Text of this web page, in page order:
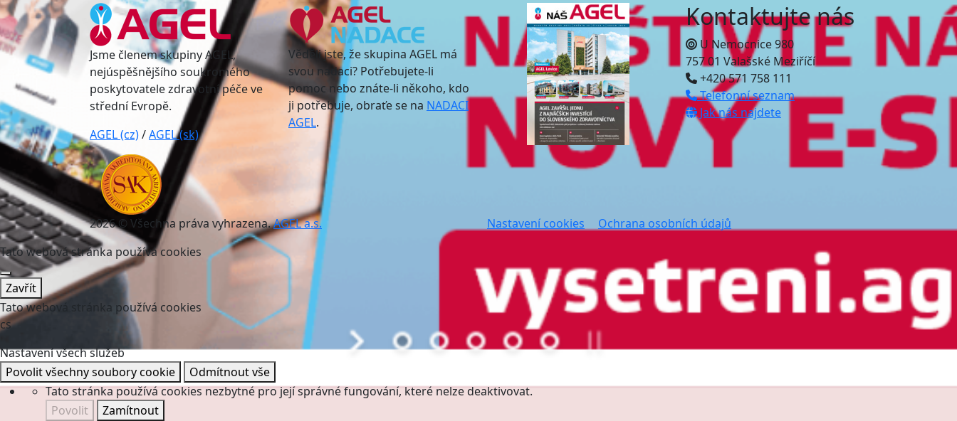
Jsme členem skupiny AGEL,
nejúspěšnějšího soukromého
poskytovatele zdravotní péče ve
střední Evropě.
AGEL (cz)/AGEL (sk)
Věděli jste, že skupina AGEL má
svou nadaci? Potřebujete-li
pomoc nebo znáte-li někoho, kdo
ji potřebuje, obraťe se na NADACI
AGEL.
Kontaktujte nás
U Nemocnice 980
757 01 Valašské Meziříčí
+420 571 758 111
Telefonní seznam
Jak nás najdete
2026 © Všechna práva vyhrazena.AGEL a.s. Nastavení cookies
Ochrana osobních údajů
Tato webová stránka používá cookies
Zavřít
Tato webová stránka používá cookies
cs
Nastavení všech služeb
Povolit všechny soubory cookie
Odmítnout vše
Tato stránka používá cookies nezbytné pro její správné fungování, které nelze deaktivovat.
Povolit
Zamítnout